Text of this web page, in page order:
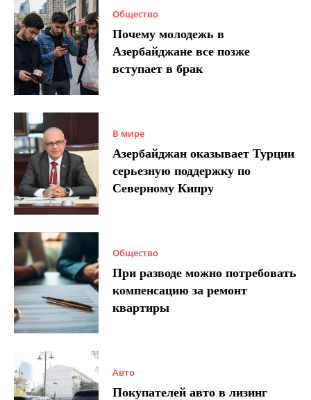
Общество
Почему молодежь в
Азербайджане все позже
вступает в брак
В мире
Азербайджан оказывает Турции
серьезную поддержку по
Северному Кипру
Общество
При разводе можно потребовать
компенсацию за ремонт
квартиры
Авто
Покупателей авто в лизинг